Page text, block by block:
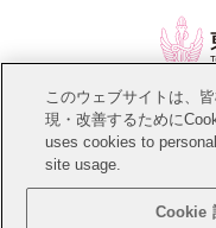
情報公開 教
このウェブサイトは、
現・改善するために
uses cookies to
site usage.
Cookie